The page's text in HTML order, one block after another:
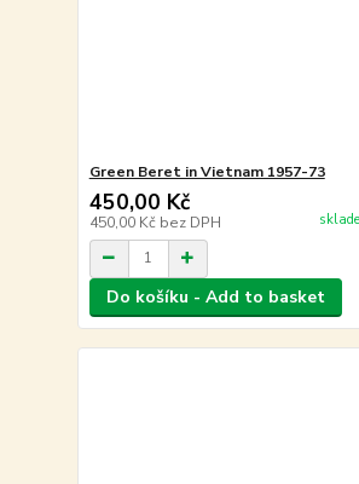
Green Beret in Vietnam 1957-73
450,00 Kč
450,00 Kč bez DPH
Do košíku - Add to basket